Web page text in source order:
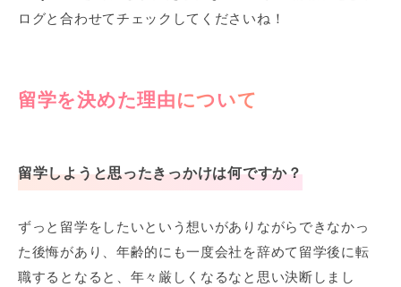
ログと合わせてチェックしてくださいね！
留学を決めた理由について
留学しようと思ったきっかけは何ですか？
ずっと留学をしたいという想いがありながらできなかっ
た後悔があり、年齢的にも一度会社を辞めて留学後に転
職するとなると、年々厳しくなるなと思い決断しまし